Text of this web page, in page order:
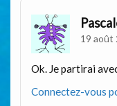
19 août
Ok. Je partirai
Connectez-vous